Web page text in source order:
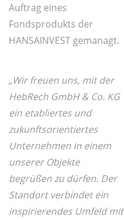
Auftrag eines
Fondsprodukts der
HANSAINVEST gemanagt.
„Wir freuen uns, mit der
HebRech GmbH & Co. KG
ein etabliertes und
zukunftsorientiertes
Unternehmen in einem
unserer Objekte
begrüßen zu dürfen. Der
Standort verbindet ein
inspirierendes Umfeld mit